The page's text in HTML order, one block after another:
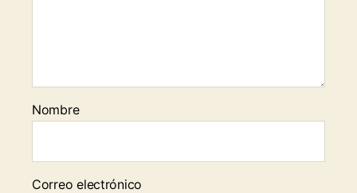
Nombre
Correo electrónico